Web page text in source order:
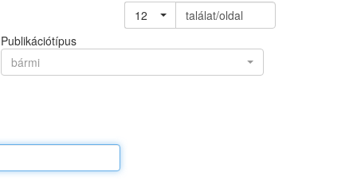
12
találat/oldal
Publikációtípus
bármi